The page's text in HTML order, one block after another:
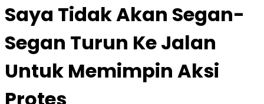
Saya Tidak Akan Segan-
Segan Turun Ke Jalan
Untuk Memimpin Aksi